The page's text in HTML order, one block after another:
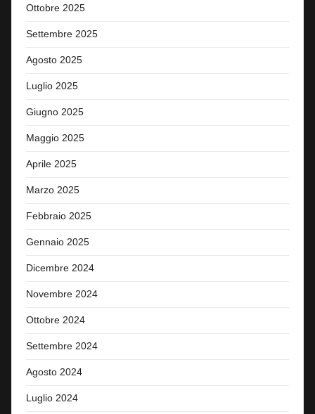
Ottobre 2025
Settembre 2025
Agosto 2025
Luglio 2025
Giugno 2025
Maggio 2025
Aprile 2025
Marzo 2025
Febbraio 2025
Gennaio 2025
Dicembre 2024
Novembre 2024
Ottobre 2024
Settembre 2024
Agosto 2024
Luglio 2024